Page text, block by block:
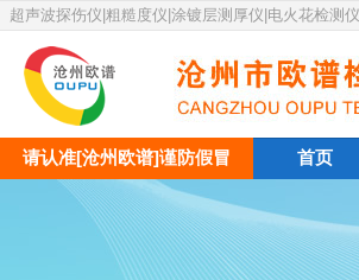
超声波探伤仪|粗糙度仪|涂镀层测厚仪|电火花检测
请认准[沧州欧谱]谨防假冒 首页